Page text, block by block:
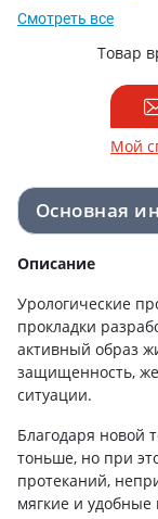
Смотреть все
Товар
Мой
Основная
Описание
Урологические
прокладки
активный образ
защищенность,
ситуации.
Благодаря новой
тоньше, но при
протеканий,
мягкие и